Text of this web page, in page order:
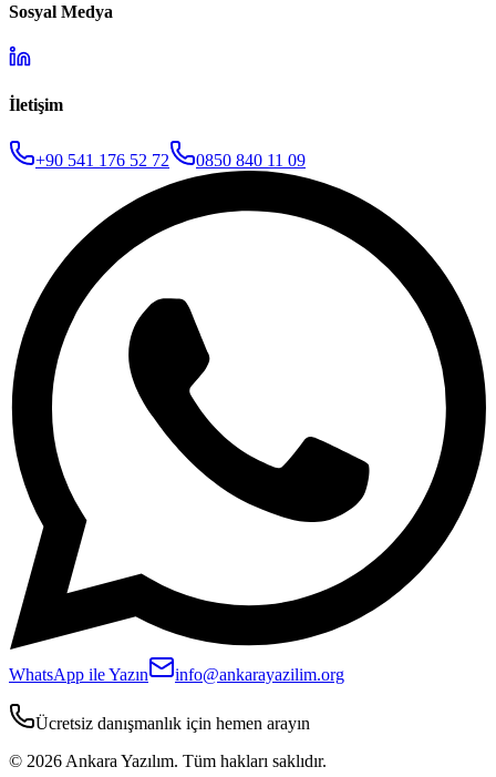
Sosyal Medya
İletişim
+90 541 176 52 72 0850 840 11 09
WhatsApp ile Yazın info@ankarayazilim.org
Ücretsiz danışmanlık için hemen arayın
© 2026 Ankara Yazılım. Tüm hakları saklıdır.